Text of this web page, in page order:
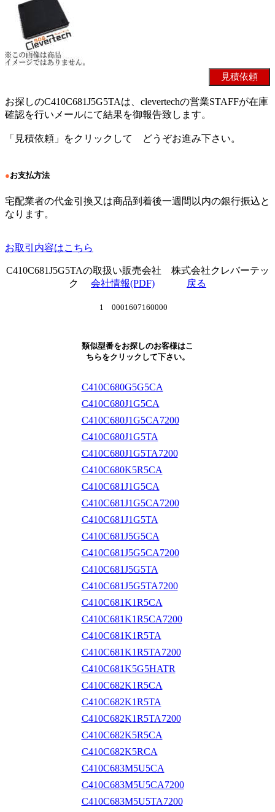
お探しのC410C681J5G5TAは、clevertechの営業STAFFが在庫
確認を行いメールにて結果を御報告致します。
「見積依頼」をクリックして どうぞお進み下さい。
●お支払方法
宅配業者の代金引換又は商品到着後一週間以内の銀行振込と
なります。
お取引内容はこちら
C410C681J5G5TAの取扱い販売会社 株式会社クレバーテッ
ク 会社情報(PDF) 戻る
1 0001607160000
類似型番をお探しのお客様はこ
ちらをクリックして下さい。
C410C680G5G5CA
C410C680J1G5CA
C410C680J1G5CA7200
C410C680J1G5TA
C410C680J1G5TA7200
C410C680K5R5CA
C410C681J1G5CA
C410C681J1G5CA7200
C410C681J1G5TA
C410C681J5G5CA
C410C681J5G5CA7200
C410C681J5G5TA
C410C681J5G5TA7200
C410C681K1R5CA
C410C681K1R5CA7200
C410C681K1R5TA
C410C681K1R5TA7200
C410C681K5G5HATR
C410C682K1R5CA
C410C682K1R5TA
C410C682K1R5TA7200
C410C682K5R5CA
C410C682K5RCA
C410C683M5U5CA
C410C683M5U5CA7200
C410C683M5U5TA7200